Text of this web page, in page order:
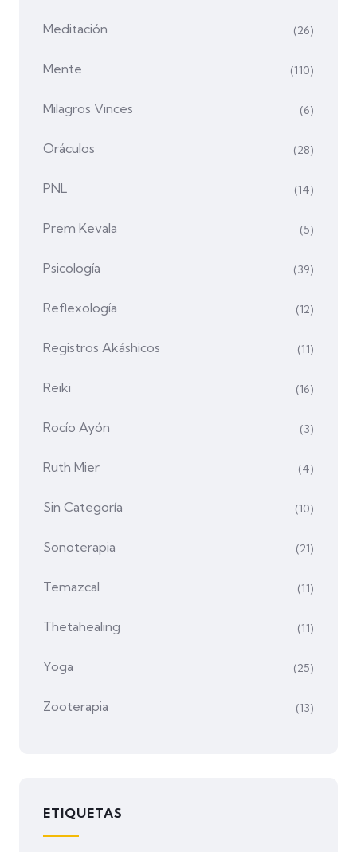
Meditación (26)
Mente (110)
Milagros Vinces (6)
Oráculos (28)
PNL (14)
Prem Kevala (5)
Psicología (39)
Reflexología (12)
Registros Akáshicos (11)
Reiki (16)
Rocío Ayón (3)
Ruth Mier (4)
Sin Categoría (10)
Sonoterapia (21)
Temazcal (11)
Thetahealing (11)
Yoga (25)
Zooterapia (13)
ETIQUETAS